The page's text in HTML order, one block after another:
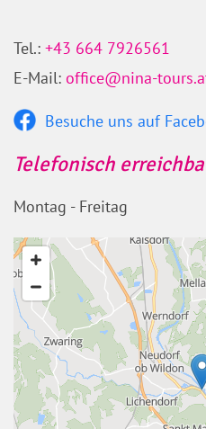
Tel.: +43 664 7926561
E-Mail: office@nina-
Besuche uns auf
Telefonisch
Montag - Freitag